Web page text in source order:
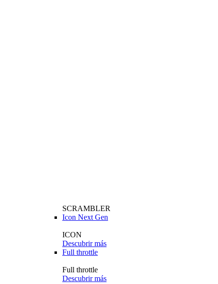
SCRAMBLER
Icon Next Gen
ICON
Descubrir más
Full throttle
Full throttle
Descubrir más